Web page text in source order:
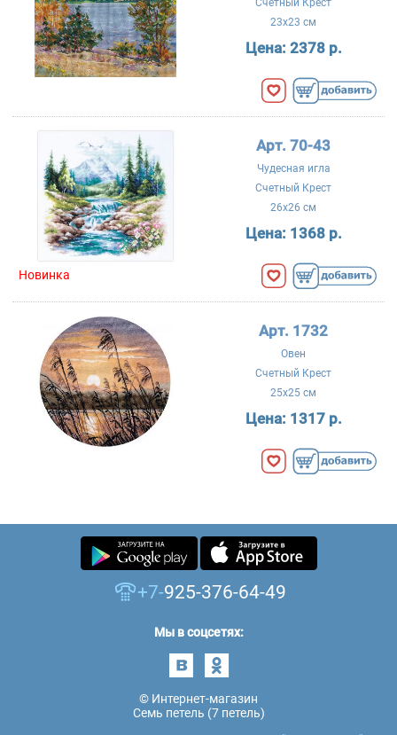
Счетный Крест
23x23 см
Цена: 2378 р.
Арт. 70-43
Чудесная игла
Счетный Крест
26x26 см
Цена: 1368 р.
Новинка
Арт. 1732
Овен
Счетный Крест
25x25 см
Цена: 1317 р.
+7-925-376-64-49
Мы в соцсетях:
© Интернет-магазин
Семь петель (7 петель)